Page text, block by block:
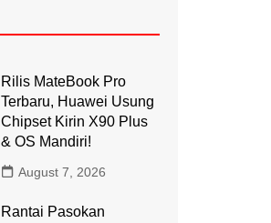
Rilis MateBook Pro
Terbaru, Huawei Usung
Chipset Kirin X90 Plus
& OS Mandiri!
August 7, 2026
Rantai Pasokan